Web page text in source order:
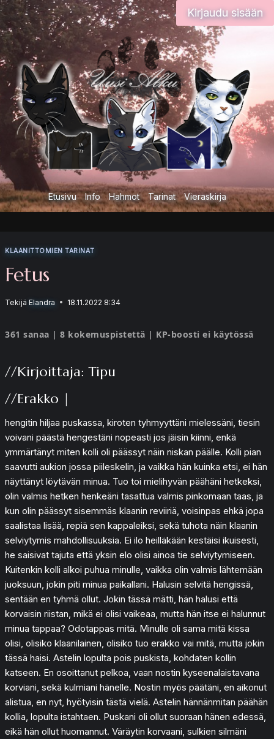
Siirry
sisältöön
Kirjaudu sisään
Etusivu Info Hahmot Tarinat Vieraskirja
KLAANITTOMIEN TARINAT
Fetus
Tekijä Elandra 18.11.2022 8:34
361 sanaa | 8 kokemuspistettä | KP-boosti ei käytössä
//Kirjoittaja: Tipu
//Erakko |
hengitin hiljaa puskassa, kiroten tyhmyyttäni mielessäni, tiesin
voivani päästä hengestäni nopeasti jos jäisin kiinni, enkä
ymmärtänyt miten kolli oli päässyt näin niskan päälle. Kolli pian
saavutti aukion jossa piileskelin, ja vaikka hän kuinka etsi, ei hän
näyttänyt löytävän minua. Tuo toi mielihyvän päähäni hetkeksi,
olin valmis hetken henkeäni tasattua valmis pinkomaan taas, ja
kun olin päässyt sisemmäs klaanin reviiriä, voisinpas ehkä jopa
saalistaa lisää, repiä sen kappaleiksi, sekä tuhota näin klaanin
selviytymis mahdollisuuksia. Ei ilo heilläkään kestäisi ikuisesti,
he saisivat tajuta että yksin elo olisi ainoa tie selviytymiseen.
Kuitenkin kolli alkoi puhua minulle, vaikka olin valmis lähtemään
juoksuun, jokin piti minua paikallani. Halusin selvitä hengissä,
sentään en tyhmä ollut. Jokin tässä mätti, hän halusi että
korvaisin riistan, mikä ei olisi vaikeaa, mutta hän itse ei halunnut
minua tappaa? Odotappas mitä. Minulle oli sama mitä kissa
olisi, olisiko klaanilainen, olisiko tuo erakko vai mitä, mutta jokin
tässä haisi. Astelin lopulta pois puskista, kohdaten kollin
katseen. En osoittanut pelkoa, vaan nostin kyseenalaistavana
korviani, sekä kulmiani hänelle. Nostin myös päätäni, en aikonut
alistua, en nyt, hyötyisin tästä vielä. Astelin hännänmitan päähän
kollia, lopulta istahtaen. Puskani oli ollut suoraan hänen edessä,
eikä hän ollut huomannut. Väräytin korvaani, sulkien silmäni